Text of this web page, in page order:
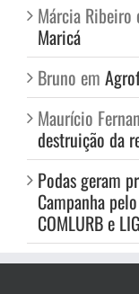
Márcia Ribeiro
Maricá
Bruno em
Maurício
destruição da
Podas geram
Campanha
COMLURB e